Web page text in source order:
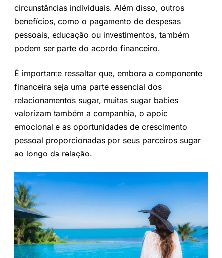
circunstâncias individuais. Além disso, outros
benefícios, como o pagamento de despesas
pessoais, educação ou investimentos, também
podem ser parte do acordo financeiro.
É importante ressaltar que, embora a componente
financeira seja uma parte essencial dos
relacionamentos sugar, muitas sugar babies
valorizam também a companhia, o apoio
emocional e as oportunidades de crescimento
pessoal proporcionadas por seus parceiros sugar
ao longo da relação.